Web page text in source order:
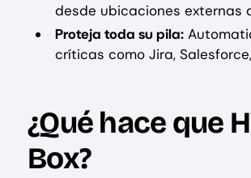
desde ubicaciones externas
Proteja toda su pila:
críticas como Jira,
¿Qué hace que
Box?